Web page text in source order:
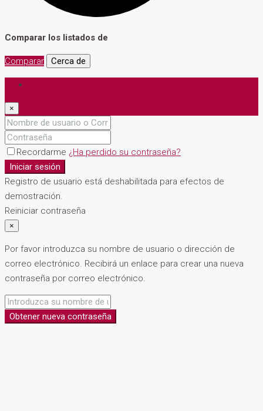
Comparar los listados de
Comparar Cerca de
×
Recordarme ¿Ha perdido su contraseña?
Iniciar sesión
Registro de usuario está deshabilitada para efectos de
demostración.
Reiniciar contraseña
×
Por favor introduzca su nombre de usuario o dirección de
correo electrónico. Recibirá un enlace para crear una nueva
contraseña por correo electrónico.
Obtener nueva contraseña